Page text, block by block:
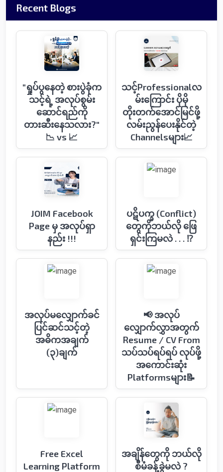
Recent Blogs
"ရှုပ်ပွနေတဲ့ စားပွဲခုံက
သင့်ရဲ့ အလုပ်စွမ်း
ဆောင်ရည်ကို
တားဆီးနေသလား?"
📉 vs 📈
သင့်Professionalလ
မ်းကြောင်း ပိုမို
တိုးတက်အောင်မြင်ဖို့
လမ်းညွန်ပေးနိုင်တဲ့
Channelsများ📈
JOIM Facebook
Page မှ အလုပ်ရှာ
နည်း !!!
ပဋိပက္ခ (Conflict)
တွေကိုဘယ်လို ဖြေ
ရှင်းကြမလဲ . . . ⁉️
အလုပ်မလျှောက်ခင်
ပြင်ဆင်သင့်တဲ့
အဓိကအချက်
(၃)ချက်
📢 အလုပ်
လျှောက်လွှာအတွက်
Resume / CV From
သပ်သပ်ရပ်ရပ် လုပ်ဖို့
အကောင်းဆုံး
Platformsများ📝
Free Excel
Learning Platform
အချိန်တွေကို ဘယ်လို
စီမံခန့်ခွဲမလဲ ?